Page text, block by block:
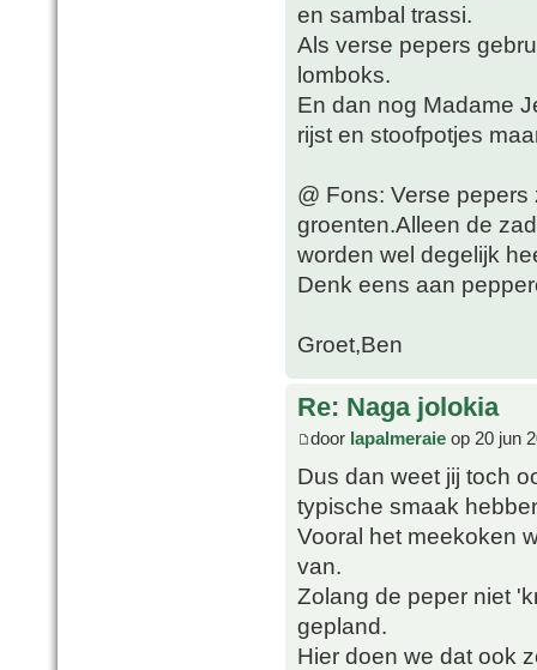
en sambal trassi.
Als verse pepers
lomboks.
En dan nog Madame
rijst en stoofpotjes
@ Fons: Verse
groenten.Alleen de
worden wel degelijk
Denk eens aan
Groet,Ben
Re: Naga jolokia
door lapalmeraie op 20 jun
Dus dan weet jij toch
typische smaak
Vooral het meekoken
van.
Zolang de peper niet
gepland.
Hier doen we dat ook